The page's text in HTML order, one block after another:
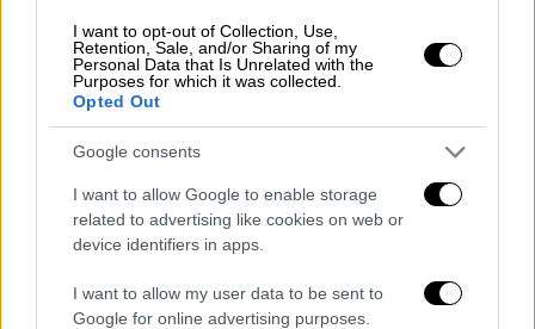
I want to opt-out of Collection, Use,
Retention, Sale, and/or Sharing of my
Personal Data that Is Unrelated with the
Purposes for which it was collected.
Opted Out
Google consents
I want to allow Google to enable storage
related to advertising like cookies on web or
device identifiers in apps.
I want to allow my user data to be sent to
Google for online advertising purposes.
αναμνηστική δόση και έχει παρέλθει το
επτάμηνο τότε δεν θα έχει τα προνόμια των
εμβολιασμένων.
Ελλάδα|09.01.2022 10:21
Κυψέλη: Συναγερμός για άγνωστο που
πυροβολεί στον αέρα